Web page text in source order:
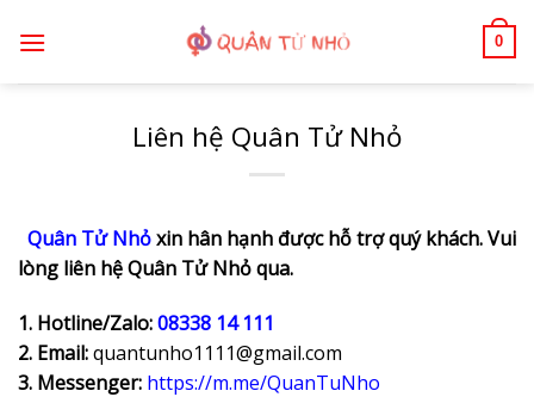
qua
0
Liên hệ Quân Tử Nhỏ
Quân Tử Nhỏxin hân hạnh được hỗ trợ quý khách. Vui
lòng liên hệ Quân Tử Nhỏ qua.
1.Hotline/Zalo:08338 14 111
2. Email:quantunho1111@gmail.com
3. Messenger: https://m.me/QuanTuNho